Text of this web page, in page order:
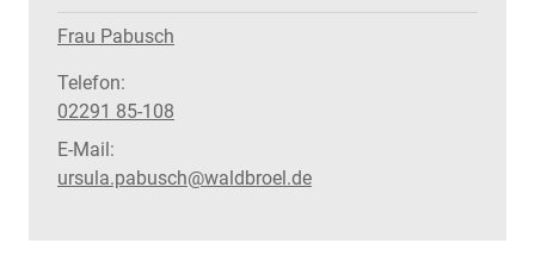
Frau Pabusch
Telefon:
02291 85-108
E-Mail:
ursula.pabusch@waldbroel.de